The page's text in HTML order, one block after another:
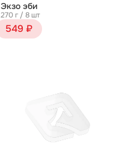
Экзо эби
270 г / 8 шт
549 ₽